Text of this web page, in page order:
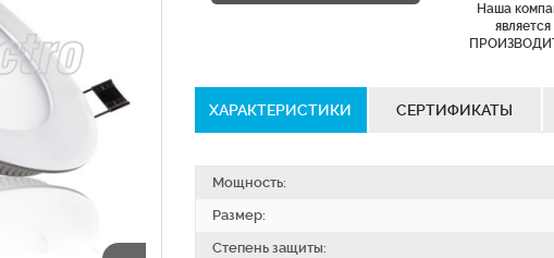
Наша
является
ХАРАКТЕРИСТИКИ СЕРТИФИКАТЫ
Мощность:
Размер:
Степень защиты: